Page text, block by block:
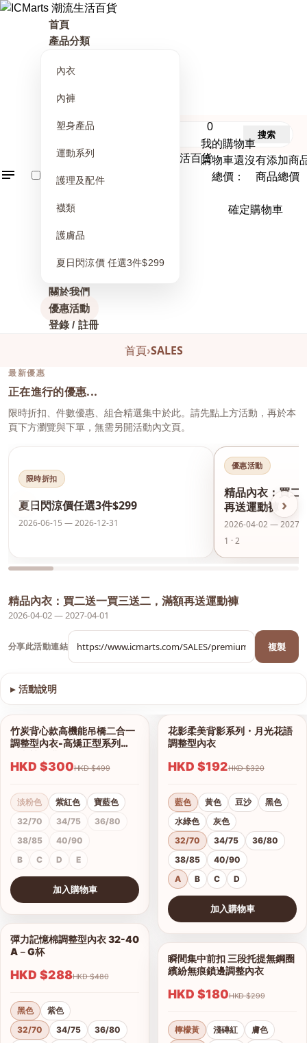
首頁
產品分類
內衣
內褲
塑身產品
運動系列
護理及配件
襪類
護膚品
夏日閃涼價 任選3件$299
關於我們
優惠活動
登錄 / 註冊
0
我的購物車
購物車還沒有添加商
總價： 商品總價
確定購物車
搜索
首頁›SALES
最新優惠
正在進行的優惠...
限時折扣、件數優惠、組合精選集中於此。請先點上方活動，再於本
頁下方瀏覽與下單，無需另開活動內文頁。
‹ ›
限時折扣
夏日閃涼價任選3件$299
2026-06-15 — 2026-12-31
優惠活動
精品內衣：買二
再送運動褲
2026-04-02 — 2027-
1 · 2
精品內衣：買二送一買三送二，滿額再送運動褲
2026-04-02 — 2027-04-01
分享此活動連結 複製
▸ 活動說明
1/13
查看圖片
竹炭背心款高機能吊橋二合一
調整型內衣-高矯正型系列
HKD $300 HKD $499
淡粉色 紫紅色
寶藍色
32/70
34/75
36/80
38/85
40/90
B
C D E
加入購物車
1/18
查看圖片
彈力記憶棉調整型內衣 32-40
A－G杯
HKD $288 HKD $480
黑色
紫色
32/70
34/75
36/80
1/18
花影柔美背影系列・月光花語
調整型內衣
HKD $192 HKD $320
藍色 黃色 豆沙
黑色
水綠色
灰色
32/70
34/75
36/80
38/85
40/90
A
B C D
加入購物車
1/9
查看圖片
瞬間集中前扣 三段托提無鋼圈
繽紛無痕鎖邊調整內衣
HKD $180 HKD $299
檸檬黃 淺磚紅
膚色